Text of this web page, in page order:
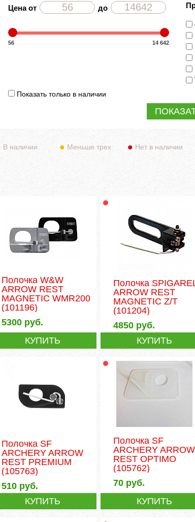
Цена от до
56 14 642
Показать только в наличии
В наличии Меньше трех Нет в наличии
Полочка W&W
ARROW REST
MAGNETIC WMR200
(101196)
5300 руб.
КУПИТЬ
Полочка
ARROW REST
MAGNETIC Z/T
(101204)
4850 руб.
КУПИТЬ
Полочка SF
ARCHERY ARROW
REST PREMIUM
(105763)
510 руб.
КУПИТЬ
Полочка SF
ARCHERY ARROW
REST OPTIMO
(105762)
70 руб.
КУПИТЬ